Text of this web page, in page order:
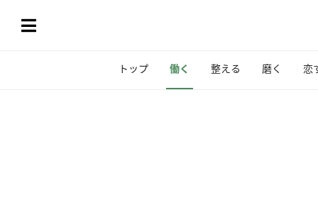
トップ 働く 整える 磨く 恋